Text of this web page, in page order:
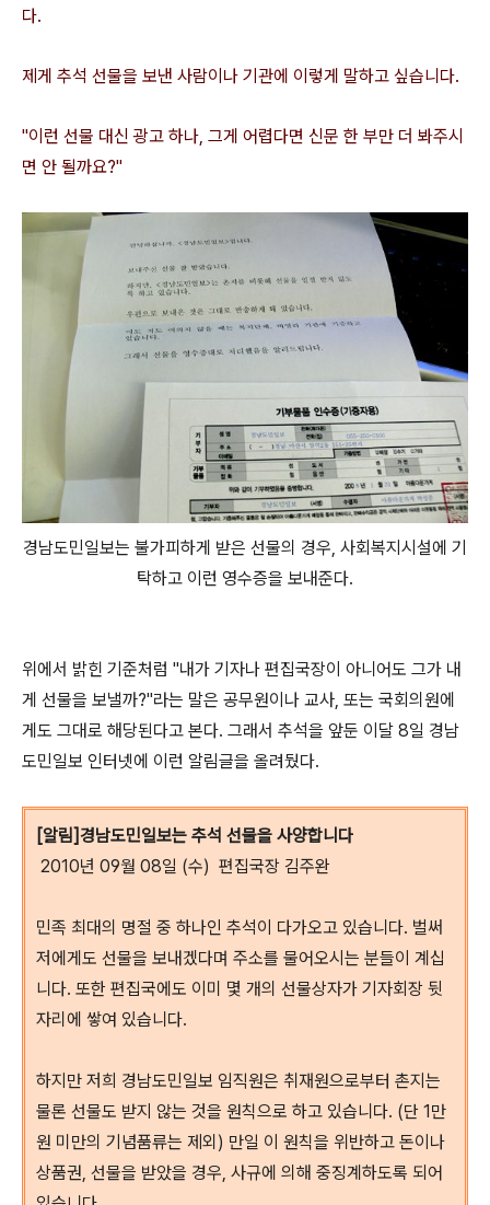
다.
제게 추석 선물을 보낸 사람이나 기관에 이렇게 말하고 싶습니다.
"이런 선물 대신 광고 하나, 그게 어렵다면 신문 한 부만 더 봐주시
면 안 될까요?"
경남도민일보는 불가피하게 받은 선물의 경우, 사회복지시설에 기
탁하고 이런 영수증을 보내준다.
위에서 밝힌 기준처럼 "내가 기자나 편집국장이 아니어도 그가 내
게 선물을 보낼까?"라는 말은 공무원이나 교사, 또는 국회의원에
게도 그대로 해당된다고 본다. 그래서 추석을 앞둔 이달 8일 경남
도민일보 인터넷에 이런 알림글을 올려뒀다.
[알림]경남도민일보는 추석 선물을 사양합니다
2010년 09월 08일 (수) 편집국장 김주완
민족 최대의 명절 중 하나인 추석이 다가오고 있습니다. 벌써
저에게도 선물을 보내겠다며 주소를 물어오시는 분들이 계십
니다. 또한 편집국에도 이미 몇 개의 선물상자가 기자회장 뒷
자리에 쌓여 있습니다.
하지만 저희 경남도민일보 임직원은 취재원으로부터 촌지는
물론 선물도 받지 않는 것을 원칙으로 하고 있습니다. (단 1만
원 미만의 기념품류는 제외) 만일 이 원칙을 위반하고 돈이나
상품권, 선물을 받았을 경우, 사규에 의해 중징계하도록 되어